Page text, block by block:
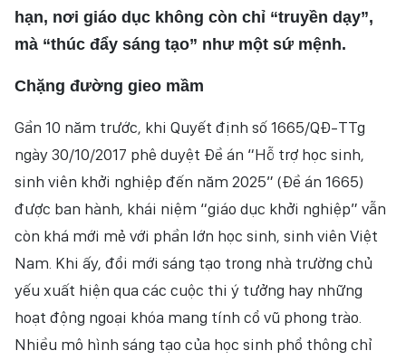
hạn, nơi giáo dục không còn chỉ “truyền dạy”,
mà “thúc đẩy sáng tạo” như một sứ mệnh.
Chặng đường gieo mầm
Gần 10 năm trước, khi Quyết định số 1665/QĐ-TTg
ngày 30/10/2017 phê duyệt Đề án “Hỗ trợ học sinh,
sinh viên khởi nghiệp đến năm 2025” (Đề án 1665)
được ban hành, khái niệm “giáo dục khởi nghiệp” vẫn
còn khá mới mẻ với phần lớn học sinh, sinh viên Việt
Nam. Khi ấy, đổi mới sáng tạo trong nhà trường chủ
yếu xuất hiện qua các cuộc thi ý tưởng hay những
hoạt động ngoại khóa mang tính cổ vũ phong trào.
Nhiều mô hình sáng tạo của học sinh phổ thông chỉ